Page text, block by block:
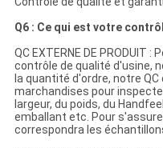
Q6 : Ce qui est votre
QC EXTERNE DE PRODUIT
contrôle de qualité d'usine,
la quantité d'ordre, notre
marchandises pour
largeur, du poids, du
emballant etc. Pour
correspondra les